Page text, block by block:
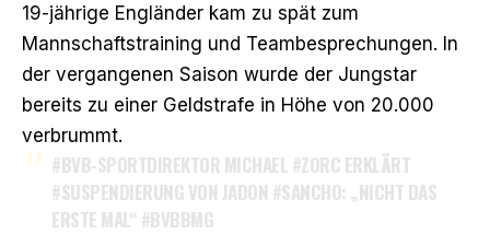
19-jährige Engländer kam zu spät zum
Mannschaftstraining und Teambesprechungen. In
der vergangenen Saison wurde der Jungstar
bereits zu einer Geldstrafe in Höhe von 20.000
verbrummt.
#BVB-SPORTDIREKTOR MICHAEL #ZORC ERKLÄRT
#SUSPENDIERUNG VON JADON #SANCHO: „NICHT DAS
ERSTE MAL“ #BVBBMG